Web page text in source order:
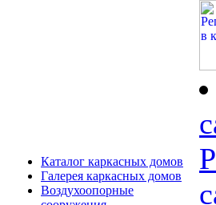
Каталог каркасных домов
Галерея каркасных домов
Воздухоопорные